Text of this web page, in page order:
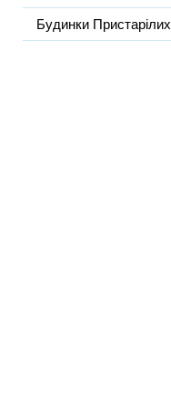
Будинки Пристарілих